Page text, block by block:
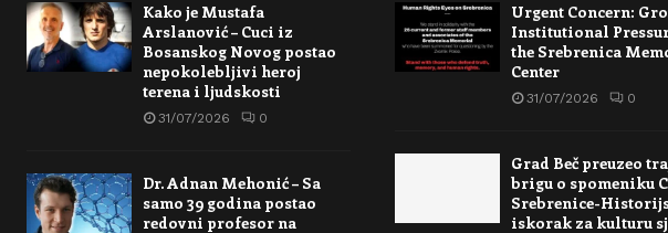
Kako je Mustafa
Arslanović – Cuci iz
Bosanskog Novog postao
nepokolebljivi heroj
terena i ljudskosti
31/07/2026 0
Dr. Adnan Mehonić – Sa
samo 39 godina postao
redovni profesor na
Urgent Concern:
Institutional
the Srebrenica
Center
31/07/2026 0
Grad Beč preuzeo
brigu o spomeniku
Srebrenice-
iskorak za kulturu